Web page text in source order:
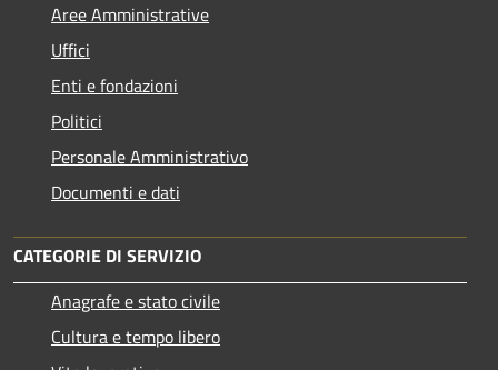
Aree Amministrative
Uffici
Enti e fondazioni
Politici
Personale Amministrativo
Documenti e dati
CATEGORIE DI SERVIZIO
Anagrafe e stato civile
Cultura e tempo libero